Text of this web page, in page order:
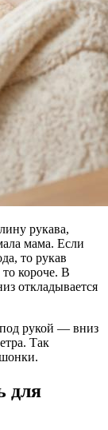
рукава,
мама. Если
то рукав
короче. В
откладывается
рукой — вниз
Так
для